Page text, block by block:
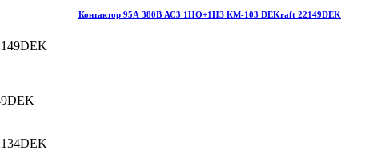
Контактор 95А 380В АС3 1НО+1НЗ КМ-103 DEKraft 22149DEK